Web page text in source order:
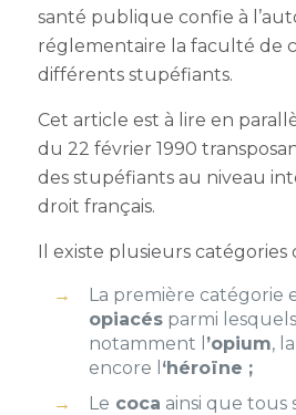
santé publique confie à
réglementaire la faculté de
différents stupéfiants.
Cet article est à lire en
du 22 février 1990
des stupéfiants au niveau
droit français.
Il existe plusieurs catégories
La première catégorie
opiacésparmi
notamment l ’opium, la
encore l ‘héroïne ;
Le coca ainsi que tous